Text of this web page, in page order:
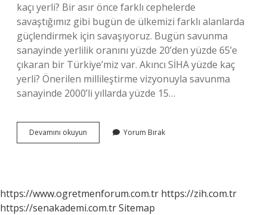
kaçı yerli? Bir asır önce farklı cephelerde
savaştığımız gibi bugün de ülkemizi farklı alanlarda
güçlendirmek için savaşıyoruz. Bugün savunma
sanayinde yerlilik oranını yüzde 20’den yüzde 65’e
çıkaran bir Türkiye’miz var. Akıncı SİHA yüzde kaç
yerli? Önerilen millileştirme vizyonuyla savunma
sanayinde 2000’li yıllarda yüzde 15…
Devamını okuyun
Nın
Yorum Bırak
https://www.ogretmenforum.com.tr https://zih.com.tr
https://senakademi.com.trSitemap